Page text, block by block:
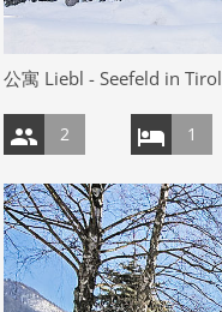
公寓 Liebl - Seefeld in Tirol
2 1